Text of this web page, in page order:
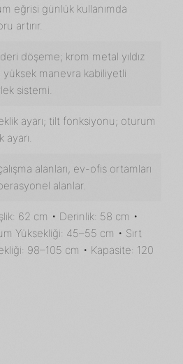
eğrisi günlük kullanımda
artırır.
döşeme; krom metal yıldız
yüksek manevra kabiliyetli
sistemi.
ayarı; tilt fonksiyonu; oturum
ayarı.
alanları, ev-ofis ortamları
alanlar.
62 cm • Derinlik: 58 cm •
Yüksekliği: 45–55 cm • Sırt
98–105 cm • Kapasite: 120